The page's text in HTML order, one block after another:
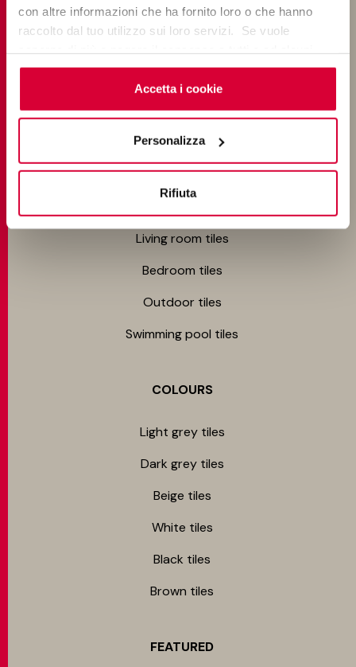
con altre informazioni che ha fornito loro o che hanno
raccolto dal tuo utilizzo sui loro servizi. Se vuole
cookieclicchi qui. Il consenso può essere espresso
cliccando sul tasto “Accetta i cookie”. Se non vuole i
cookie di profilazione può negare il consenso sul tasto
Accetta i cookie
Personalizza
Rifiuta
Wood look tiles
ENVIRONMENTS
Bathroom tiles
Living room tiles
Bedroom tiles
Outdoor tiles
Swimming pool tiles
COLOURS
Light grey tiles
Dark grey tiles
Beige tiles
White tiles
Black tiles
Brown tiles
FEATURED